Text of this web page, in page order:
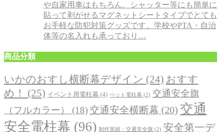
や自家用車はもちろん、シャッター等にも簡単に
貼って剥がせるマグネットシートタイプでとても
お手軽な防犯対策グッズです。学校やPTA・自治
体等の名入れも承っており…
商品分類
いかのおすし横断幕デザイン (24) おすす
め！
(25) イベント用電柱幕 (4) ペット電柱幕 (2) 交通安全旗
（フルカラー）
(18)交通安全横断幕 (20) 交通
安全電柱幕 (96) 制作実績：交通安全旗 (2) 安全第一デ